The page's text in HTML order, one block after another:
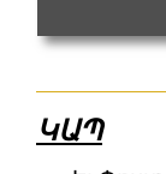
ԿԱՊ